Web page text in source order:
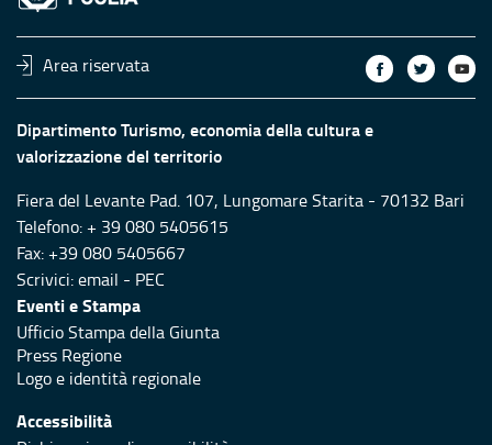
Area riservata
Dipartimento Turismo, economia della cultura e
valorizzazione del territorio
Fiera del Levante Pad. 107, Lungomare Starita - 70132 Bari
Telefono: + 39 080 5405615
Fax: +39 080 5405667
Scrivici:email - PEC
Eventi e Stampa
Ufficio Stampa della Giunta
Press Regione
Logo e identità regionale
Accessibilità